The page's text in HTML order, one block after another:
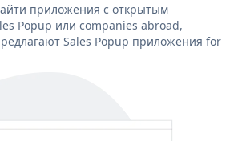
приложения с открытым
Popup или companies abroad,
Sales Popup приложения for